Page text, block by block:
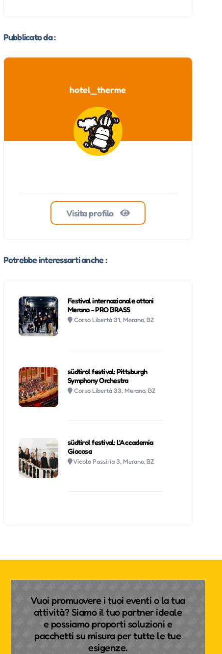
Pubblicato da :
hotel_therme
Visita profilo
Potrebbe interessarti anche :
Festival internazionale ottoni
Merano - PRO BRASS
Corso Libertà 31, Merano, BZ
südtirol festival: Pittsburgh
Symphony Orchestra
Corso Libertà 33, Merano, BZ
südtirol festival: L'Accademia
Giocosa
Vicolo Passiria 3, Merano, BZ
Vuoi promuovere i tuoi eventi o la tua
attività? Siamo il tuo partner ideale
e possiamo proporti soluzioni e
pacchetti su misura per tutte le tue
esigenze.